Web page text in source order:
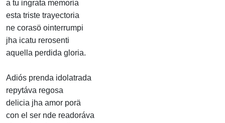
a tu ingrata memoria
esta triste trayectoria
ne corasö ointerrumpi
jha icatu rerosenti
aquella perdida gloria.
Adiós prenda idolatrada
repytáva regosa
delicia jha amor porä
con el ser nde readoráva